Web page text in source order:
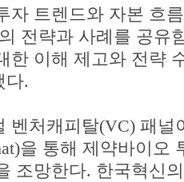
자 트렌드와 자본 흐
전략과 사례를 공유
한 이해 제고와 전략
다.
벤처캐피탈(VC) 패널
을 통해 제약바이오
조망한다. 한국혁신